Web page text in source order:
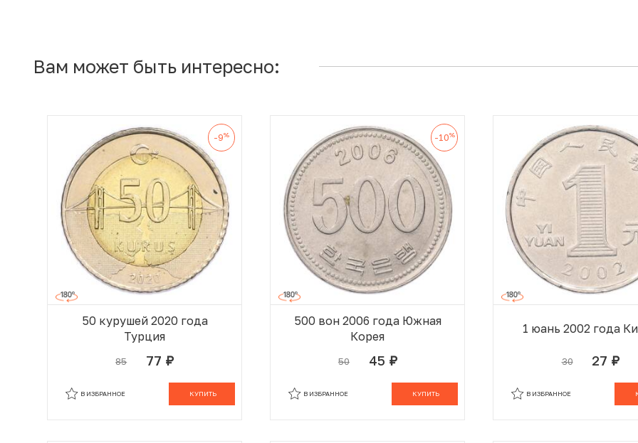
Вам может быть интересно:
-9%
50 курушей 2020 года
Турция
85 77 руб.
КУПИТЬ
В ИЗБРАННОЕ
-10%
500 вон 2006 года Южная
Корея
50 45 руб.
КУПИТЬ
В ИЗБРАННОЕ
1 юань 2002 года
30 27 руб.
В ИЗБРАННОЕ